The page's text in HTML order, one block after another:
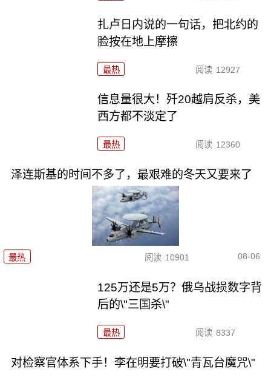
扎卢日内说的一句话，把北约的
脸按在地上摩擦
最热 阅读 12927
信息量很大！歼20越肩反杀，美
西方都不淡定了
最热 阅读 12360
泽连斯基的时间不多了，最艰难的冬天又要来了
最热 阅读 10901 08-06
125万还是5万？俄乌战损数字背
后的\"三国杀\"
最热 阅读 8337
对检察官体系下手！李在明要打破\"青瓦台魔咒\"